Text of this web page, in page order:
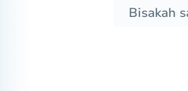
Bisakah